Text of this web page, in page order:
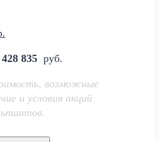
371
428 835 руб.
возможные
и условия акций